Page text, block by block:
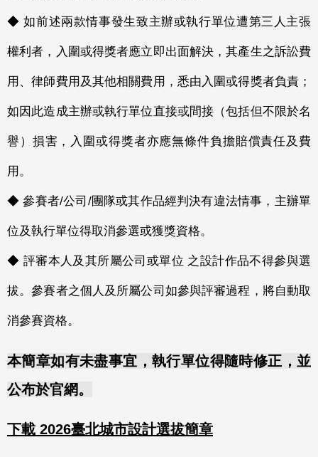
◆ 如前述兩款情事發生致主辦或執行單位遭第三人主張
權利者，入圍或得獎者應立即出面解決，其產生之訴訟費
用、律師費用及其他相關費用，悉由入圍或得獎者負責；
如因此造成主辦或執行單位直接或間接（包括但不限於名
譽）損害，入圍或得獎者亦應無條件負擔賠償責任及費
用。
◆ 參賽者/公司/團隊或其作品經判決有違法情事，主辦單
位及執行單位得取消參選或獲獎資格。
◆ 評審本人及其所屬公司或單位 之設計作品不得參與選
拔。參賽者之個人及所屬公司如參與評審過程，將自動取
消參賽資格。
本簡章如有未盡事宜，執行單位得隨時修正，並
公布於官網。
下載 2026臺北城市設計選拔簡章